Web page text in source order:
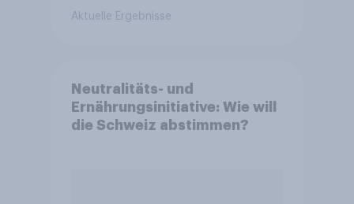
Aktuelle Ergebnisse
Neutralitäts- und
Ernährungsinitiative: Wie will
die Schweiz abstimmen?